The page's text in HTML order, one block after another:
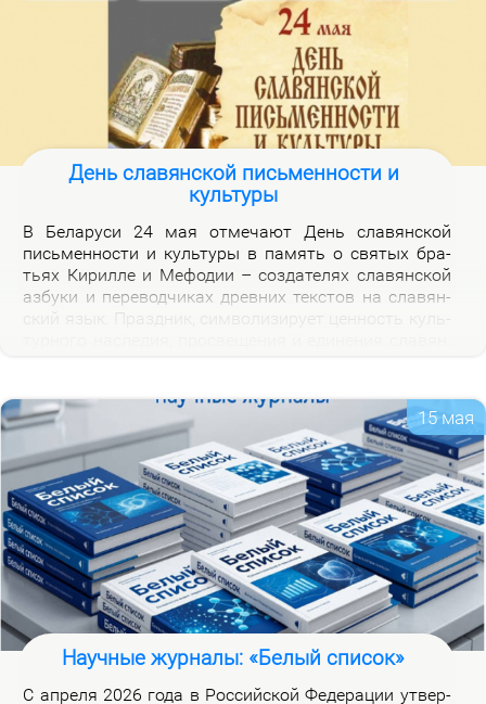
День славянской письменности и
культуры
В Бе­ла­ру­си 24 мая от­ме­ча­ют День сла­вян­ской
пись­мен­но­сти и куль­ту­ры в па­мять о свя­тых бра­
тьях Ки­рил­ле и Ме­фо­дии – со­зда­те­лях сла­вян­ской
аз­бу­ки и пе­ре­вод­чи­ках древ­них тек­стов на сла­вян­
ской на­род­но­сти.
15 мая
Научные журналы: «Белый список»
С ап­ре­ля 2026 го­да в Рос­сий­ской Фе­де­ра­ции утвер­